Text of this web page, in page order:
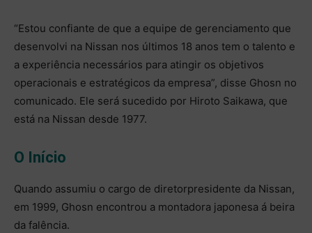
“Estou confiante de que a equipe de gerenciamento que
desenvolvi na Nissan nos últimos 18 anos tem o talento e
a experiência necessários para atingir os objetivos
operacionais e estratégicos da empresa”, disse Ghosn no
comunicado. Ele será sucedido por Hiroto Saikawa, que
está na Nissan desde 1977.
O Início
Quando assumiu o cargo de diretor­presidente da Nissan,
em 1999, Ghosn encontrou a montadora japonesa á beira
da falência.